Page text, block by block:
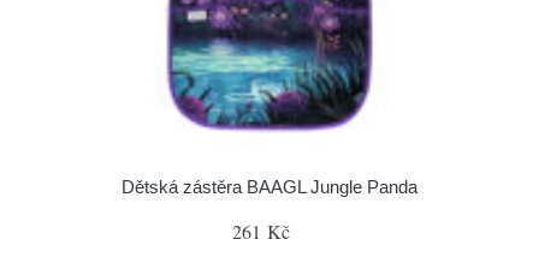
Dětská zástěra BAAGL Jungle Panda
261 Kč